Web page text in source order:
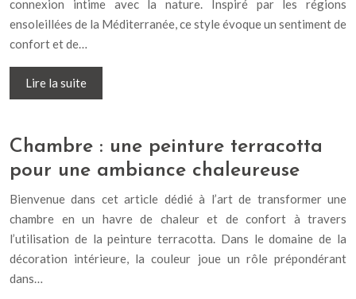
connexion intime avec la nature. Inspiré par les régions
ensoleillées de la Méditerranée, ce style évoque un sentiment de
confort et de…
Lire la suite
Chambre : une peinture terracotta
pour une ambiance chaleureuse
Bienvenue dans cet article dédié à l’art de transformer une
chambre en un havre de chaleur et de confort à travers
l’utilisation de la peinture terracotta. Dans le domaine de la
décoration intérieure, la couleur joue un rôle prépondérant
dans…